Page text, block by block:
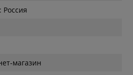
Россия
магазин